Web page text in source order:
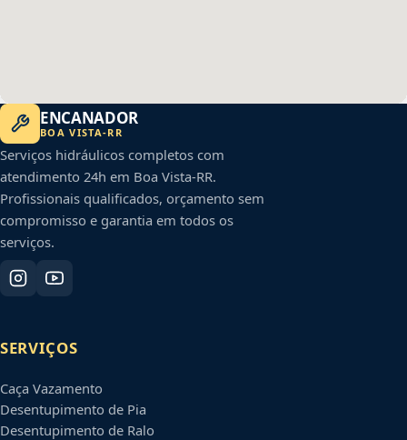
ENCANADOR
BOA VISTA-RR
Serviços hidráulicos completos com
atendimento 24h em Boa Vista-RR.
Profissionais qualificados, orçamento sem
compromisso e garantia em todos os
serviços.
SERVIÇOS
Caça Vazamento
Desentupimento de Pia
Desentupimento de Ralo